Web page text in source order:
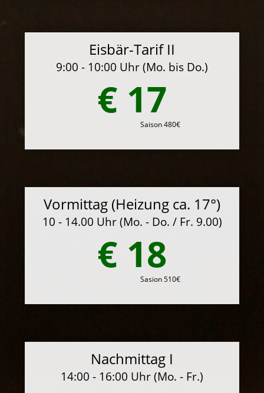
Eisbär-Tarif II
9:00 - 10:00 Uhr (Mo. bis Do.)
€ 17
Saison 480€
Vormittag (Heizung ca. 17°)
10 - 14.00 Uhr (Mo. - Do. / Fr. 9.00)
€ 18
Sasion 510€
Nachmittag I
14:00 - 16:00 Uhr (Mo. - Fr.)